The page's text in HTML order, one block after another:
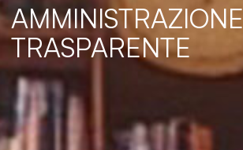
AMMINISTRAZIONE
TRASPARENTE